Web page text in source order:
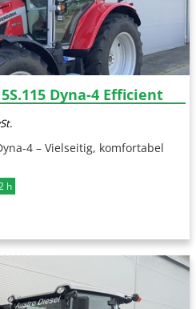
Dyna-4 Efficient
4 – Vielseitig, komfortabel
h